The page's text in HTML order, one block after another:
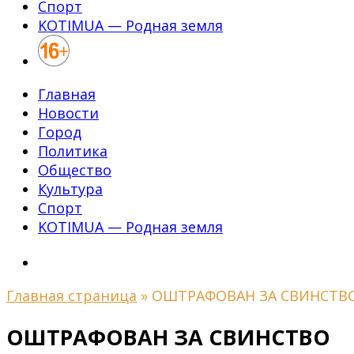
Спорт
KOTIMUA — Родная земля
Главная
Новости
Город
Политика
Общество
Культура
Спорт
KOTIMUA — Родная земля
Главная страница » ОШТРАФОВАН ЗА
ОШТРАФОВАН ЗА СВИНСТВО